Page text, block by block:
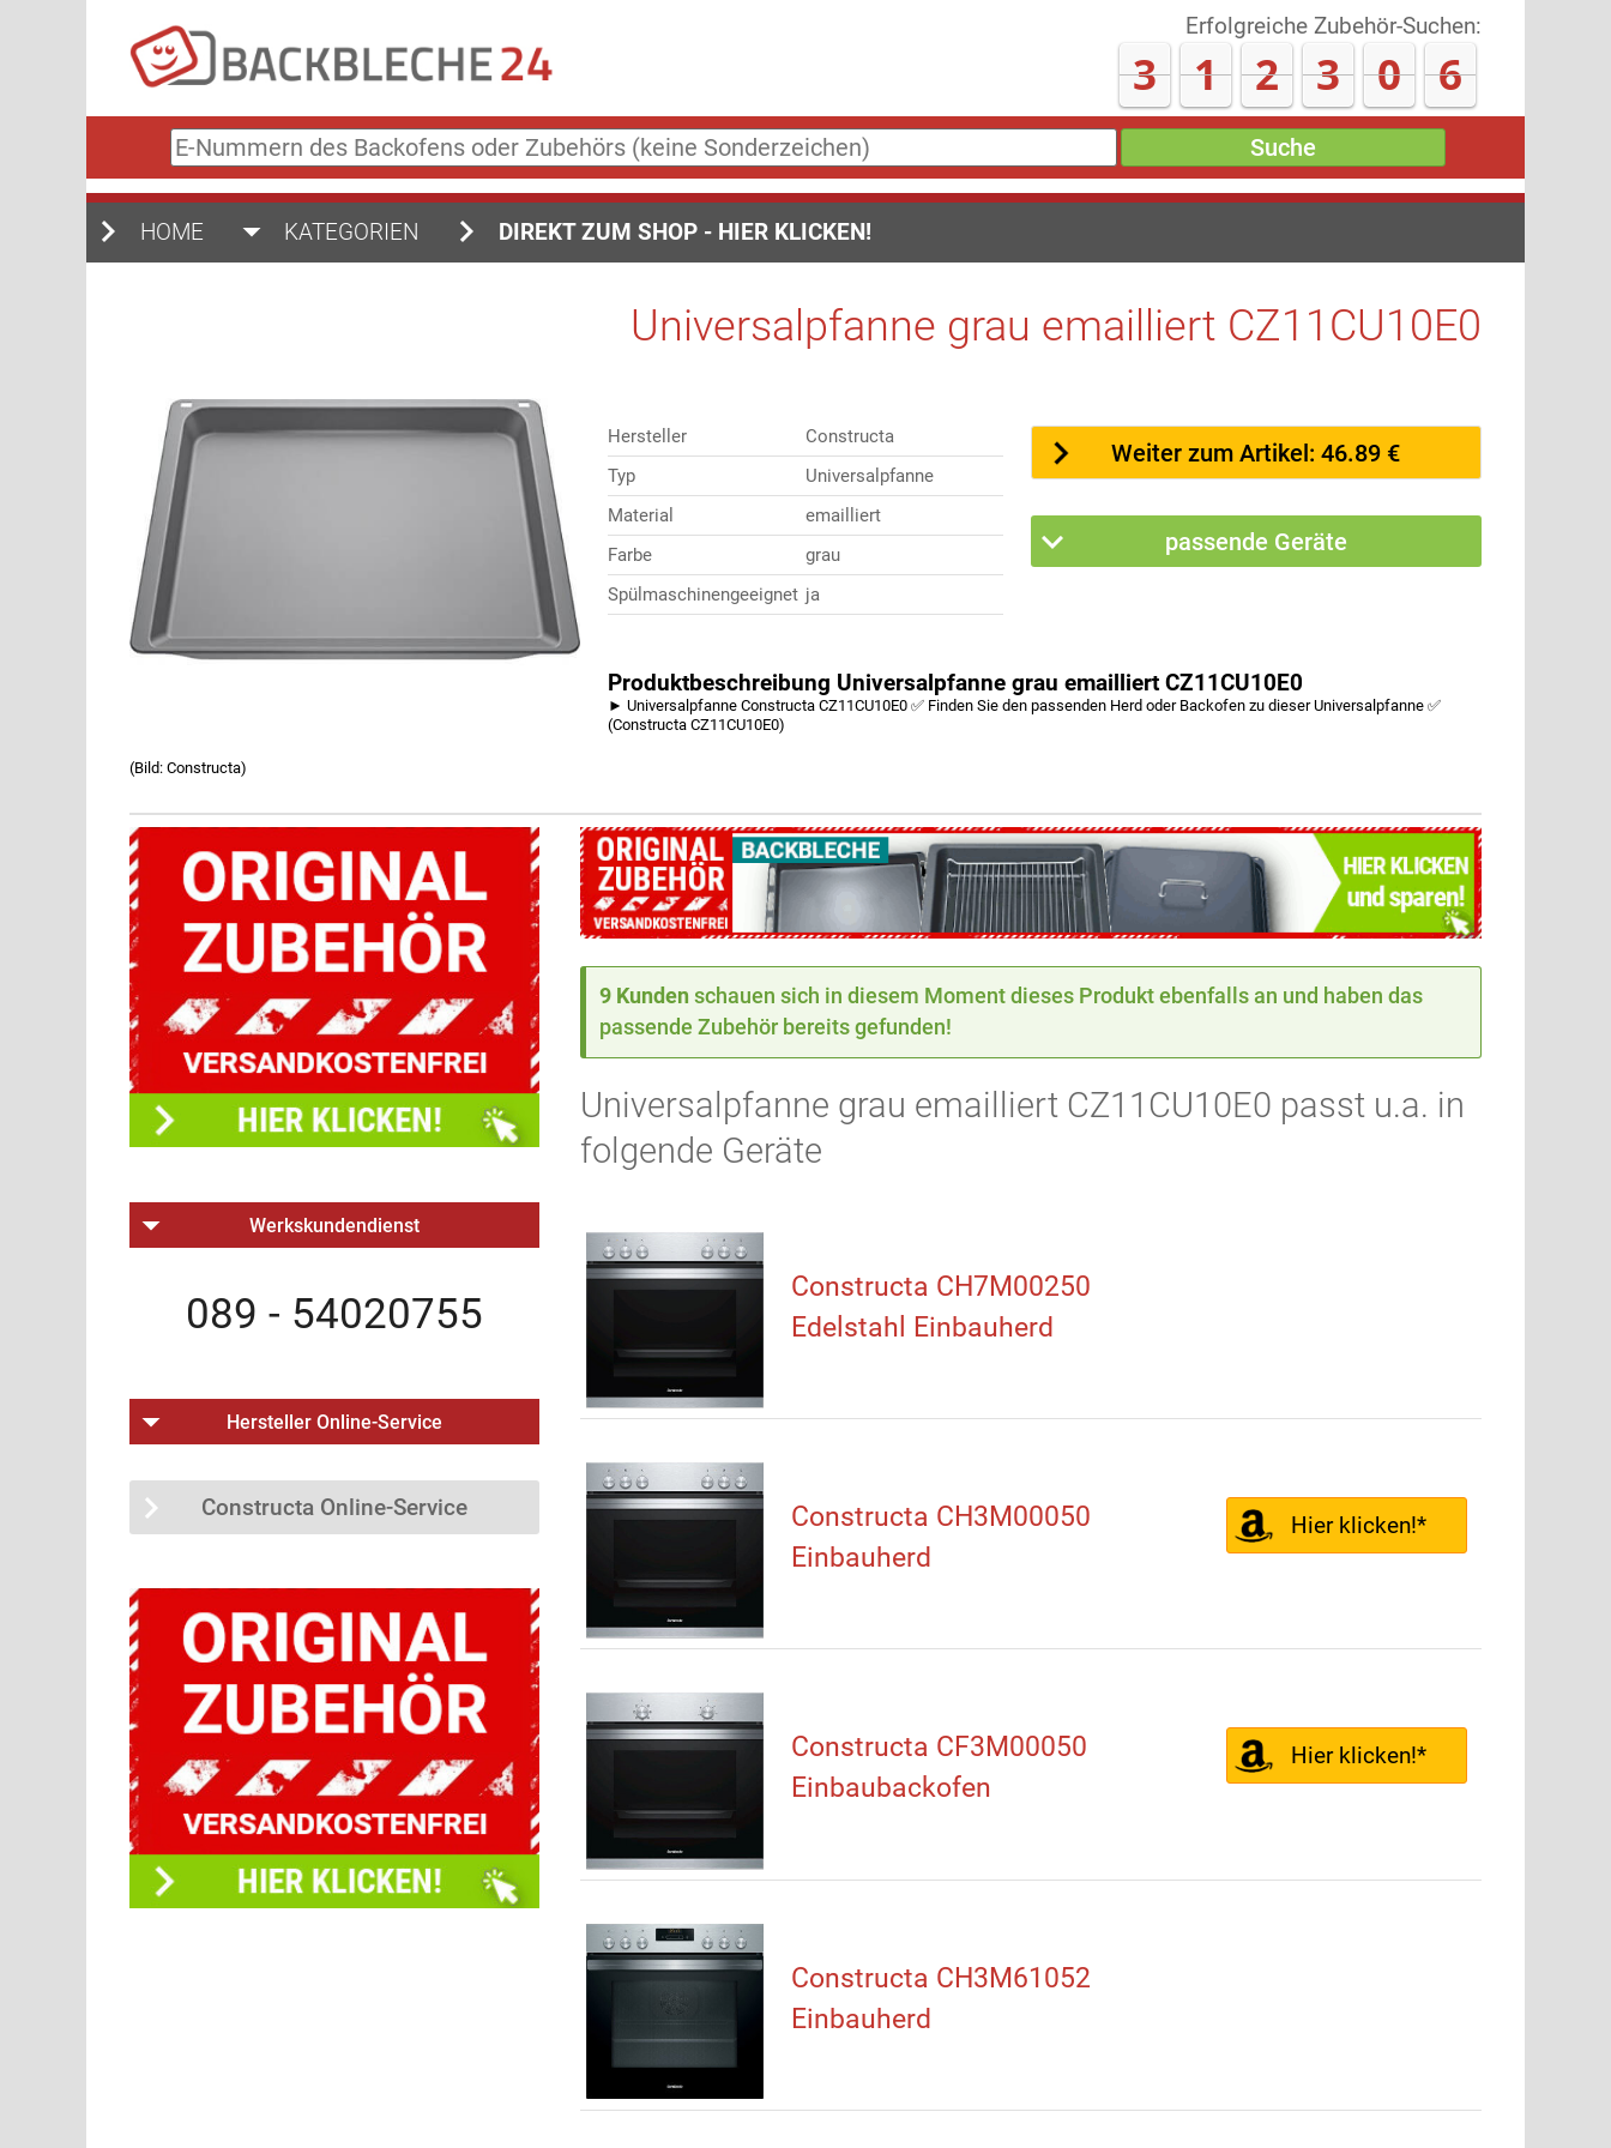
Erfolgreiche Zubehör-Suchen:
3 1 2 3 1 2
E-
Nummern
des
oder
Suche
HOME KATEGORIEN DIREKT ZUM SHOP - HIER KLICKEN!
(Bild: Constructa)
Universalpfanne grau emailliert CZ11CU10E0
Hersteller
Constructa
Typ
Universalpfanne
Material
emailliert
Farbe
grau
Spülmaschinengeeignet ja
Weiter zum Artikel: 46.89 €
passende Geräte
Produktbeschreibung Universalpfanne grau emailliert CZ11CU10E0
► Universalpfanne Constructa CZ11CU10E0 ✅ Finden Sie den passenden Herd oder Backofen zu dieser Universalpfanne ✅
(Constructa CZ11CU10E0)
9 Kunden schauen sich in diesem Moment dieses Produkt ebenfalls an und haben das
passende Zubehör bereits gefunden!
Universalpfanne grau emailliert CZ11CU10E0 passt u.a. in
folgende Geräte
Constructa CH7M00250
Edelstahl Einbauherd
Constructa CH3M00050
Einbauherd
Hier klicken!*
Constructa CF3M00050
Einbaubackofen
Hier klicken!*
Constructa CH3M61052
Einbauherd
Werkskundendienst
089 - 54020755
Hersteller Online-Service
Constructa Online-Service